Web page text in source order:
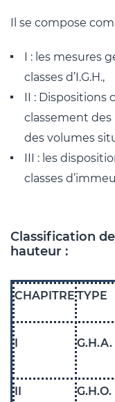
Il se compose
I : les mesures
classes d’I.G.H.,
II : Dispositions
classement des
des volumes
III : les
classes
Classification
hauteur :
CHAPITRE TYPE
I G.H.A.
II G.H.O.